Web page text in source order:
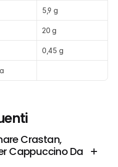
5,9 g
20 g
0,45 g
Crastan,
Cappuccino Da